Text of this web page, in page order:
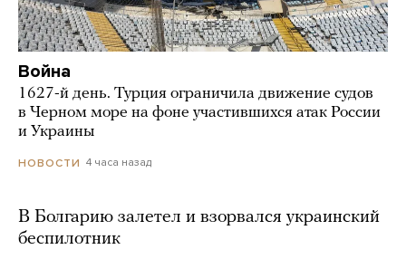
Война
1627-й день. Турция ограничила движение судов
в Черном море на фоне участившихся атак России
и Украины
НОВОСТИ 4 часа назад
В Болгарию залетел и взорвался украинский
беспилотник